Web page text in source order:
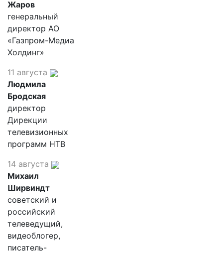
Жаров
генеральный
директор АО
«Газпром-Медиа
Холдинг»
11 августа
Людмила
Бродская
директор
Дирекции
телевизионных
программ НТВ
14 августа
Михаил
Ширвиндт
советский и
российский
телеведущий,
видеоблогер,
писатель-